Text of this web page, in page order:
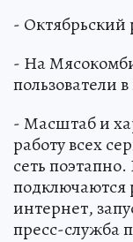
- Октябрьский
- На
пользователи
- Масштаб и
работу всех
сеть
подключаются
интернет,
пресс-служба